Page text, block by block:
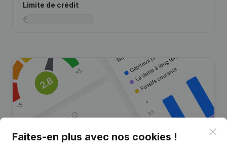
Limite de crédit
Faites-en plus avec nos cookies !